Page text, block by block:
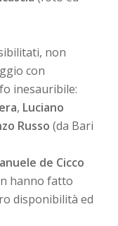
non
con
inesauribile:
, Luciano
Russo (da Bari
de Cicco
hanno fatto
disponibilità ed